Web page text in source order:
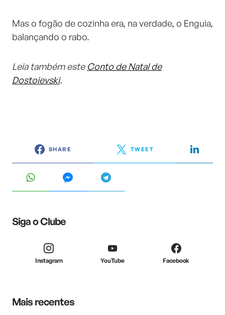
Mas o fogão de cozinha era, na verdade, o Enguia,
balançando o rabo.
Leia também este Conto de Natal de
Dostoievski.
SHARE TWEET
Siga o Clube
Instagram YouTube Facebook
Mais recentes